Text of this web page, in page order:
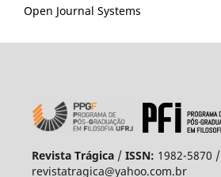
Open Journal Systems
Revista Trágica/ ISSN: 1982-5870 /
revistatragica@yahoo.com.br